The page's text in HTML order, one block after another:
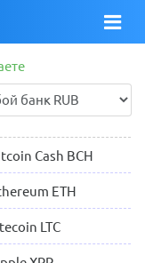
Cash BCH
ETH
LTC